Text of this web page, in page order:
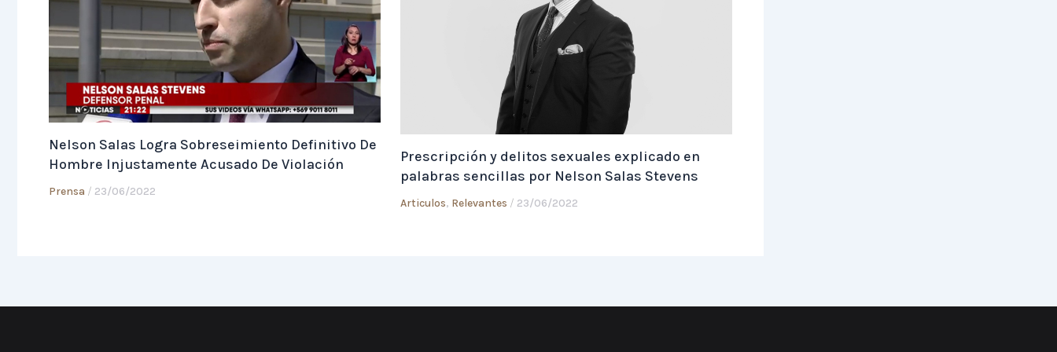
Nelson Salas Logra Sobreseimiento Definitivo De
Hombre Injustamente Acusado De Violación
Prensa / 23/06/2022
Prescripción y delitos sexuales explicado en
palabras sencillas por Nelson Salas Stevens
Articulos, Relevantes / 23/06/2022